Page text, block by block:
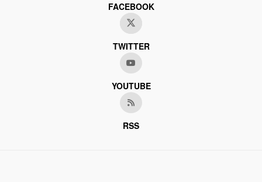
FACEBOOK
TWITTER
YOUTUBE
RSS